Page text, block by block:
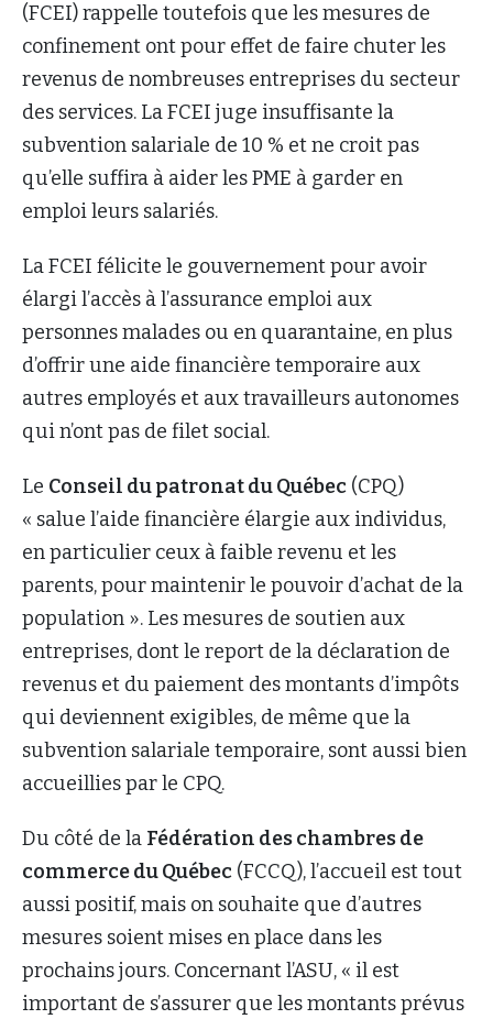
(FCEI) rappelle toutefois que les mesures de
confinement ont pour effet de faire chuter les
revenus de nombreuses entreprises du secteur
des services. La FCEI juge insuffisante la
subvention salariale de 10 % et ne croit pas
qu’elle suffira à aider les PME à garder en
emploi leurs salariés.
La FCEI félicite le gouvernement pour avoir
élargi l’accès à l’assurance emploi aux
personnes malades ou en quarantaine, en plus
d’offrir une aide financière temporaire aux
autres employés et aux travailleurs autonomes
qui n’ont pas de filet social.
Le Conseil du patronat du Québec (CPQ)
« salue l’aide financière élargie aux individus,
en particulier ceux à faible revenu et les
parents, pour maintenir le pouvoir d’achat de la
population ». Les mesures de soutien aux
entreprises, dont le report de la déclaration de
revenus et du paiement des montants d’impôts
qui deviennent exigibles, de même que la
subvention salariale temporaire, sont aussi bien
accueillies par le CPQ.
Du côté de la Fédération des chambres de
commerce du Québec (FCCQ), l’accueil est tout
aussi positif, mais on souhaite que d’autres
mesures soient mises en place dans les
prochains jours. Concernant l’ASU, « il est
important de s’assurer que les montants prévus